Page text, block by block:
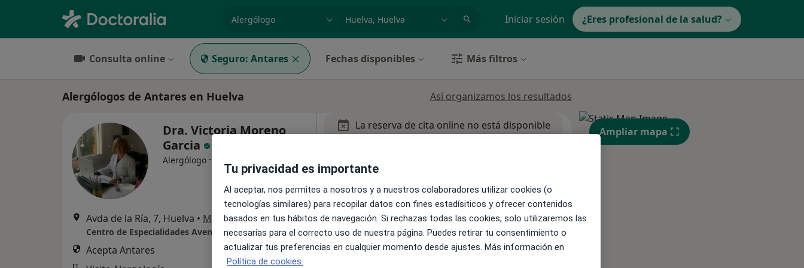
especialidad, enfermedad o nombre Iniciar sesión ¿Eres profesional de la salud?
Consulta online Seguro: Antares Fechas disponibles Más filtros
Alergólogos de Antares en Huelva Así organizamos los resultados
Dra. Victoria Moreno
Garcia
Alergólogo ·
Avda de la Ría, 7, Huelva • Mapa
Centro de Especialidades Avenida de la Ría 7
Acepta Antares
La reserva de cita online no está disponible
Ampliar mapa
Tu privacidad es importante
Al aceptar, nos permites a nosotros y a nuestros colaboradores utilizar cookies (o
tecnologías similares) para recopilar datos con fines estadísiticos y ofrecer contenidos
basados en tus hábitos de navegación. Si rechazas todas las cookies, solo utilizaremos las
necesarias para el correcto uso de nuestra página. Puedes retirar tu consentimiento o
actualizar tus preferencias en cualquier momento desde ajustes. Más información en
Política de cookies.